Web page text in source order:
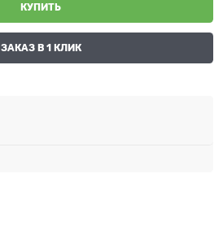
КУПИТЬ
ЗАКАЗ В 1 КЛИК